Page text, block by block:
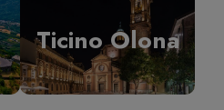
Ticino Olona